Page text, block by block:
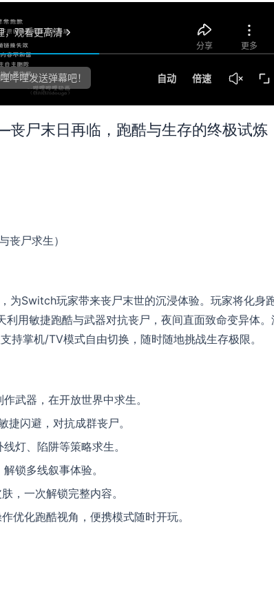
尸末日再临，跑酷与生存的终极试炼
丧尸求生）
为Switch玩家带来丧尸末世的沉浸体验。玩家将化身
用敏捷跑酷与武器对抗丧尸，夜间直面致命变异体。
掌机/TV模式自由切换，随时随地挑战生存极限。
武器，在开放世界中求生。
捷闪避，对抗成群丧尸。
灯、陷阱等策略求生。
锁多线叙事体验。
，一次解锁完整内容。
化跑酷视角，便携模式随时开玩。